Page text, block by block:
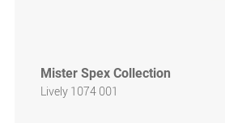
Mister Spex Collection
Lively 1074 001